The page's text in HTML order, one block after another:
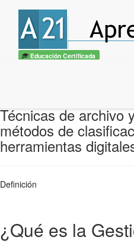
Educación Certificada
Técnicas de archivo
métodos de
herramientas
Definición
¿Qué es la